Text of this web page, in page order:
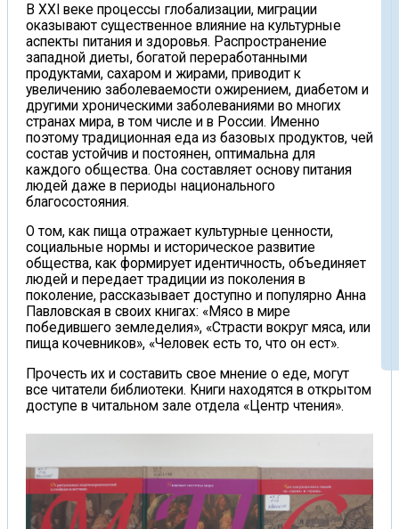
В XXI веке процессы глобализации, миграции
оказывают существенное влияние на культурные
аспекты питания и здоровья. Распространение
западной диеты, богатой переработанными
продуктами, сахаром и жирами, приводит к
увеличению заболеваемости ожирением, диабетом и
другими хроническими заболеваниями во многих
странах мира, в том числе и в России. Именно
поэтому традиционная еда из базовых продуктов, чей
состав устойчив и постоянен, оптимальна для
каждого общества. Она составляет основу питания
людей даже в периоды национального
благосостояния.
О том, как пища отражает культурные ценности,
социальные нормы и историческое развитие
общества, как формирует идентичность, объединяет
людей и передает традиции из поколения в
поколение, рассказывает доступно и популярно Анна
Павловская в своих книгах: «Мясо в мире
победившего земледелия», «Страсти вокруг мяса, или
пища кочевников», «Человек есть то, что он ест».
Прочесть их и составить свое мнение о еде, могут
все читатели библиотеки. Книги находятся в открытом
доступе в читальном зале отдела «Центр чтения».